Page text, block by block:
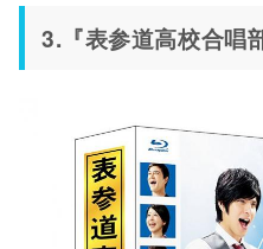
3.『表参道高校合唱